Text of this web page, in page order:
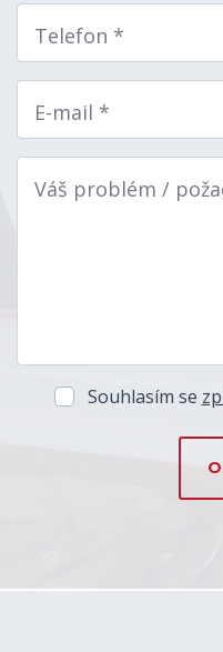
Telefon *
E-mail *
Váš problém /
Souhlasím se